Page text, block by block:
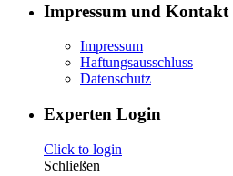
Impressum und Kontakt
Impressum
Haftungsausschluss
Datenschutz
Experten Login
Click to login
Schließen